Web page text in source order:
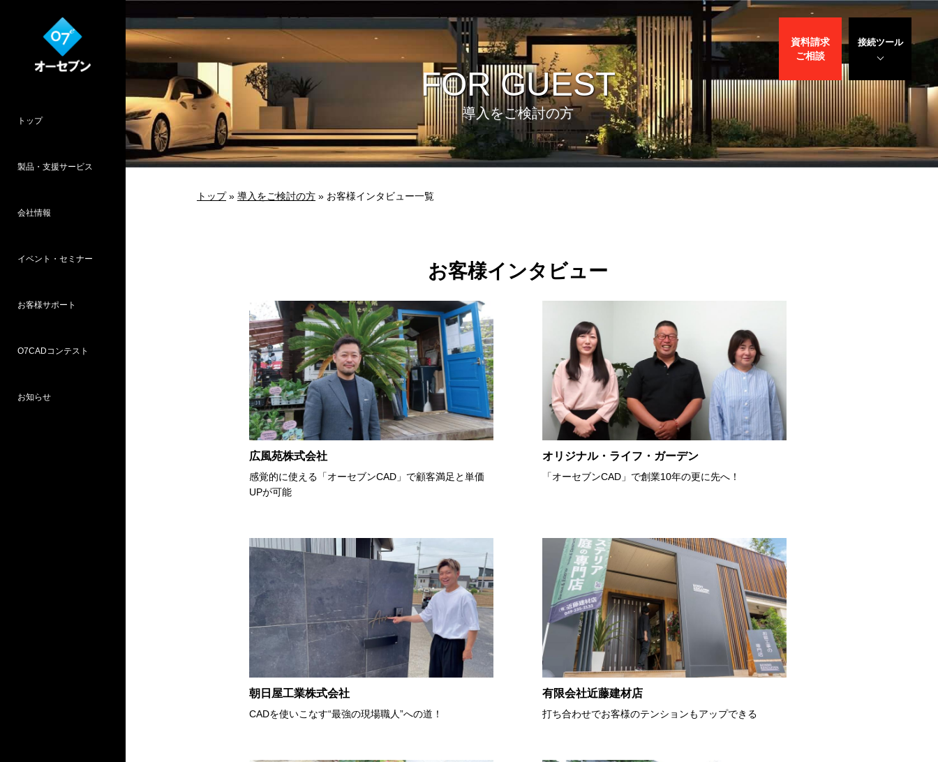
トップ
製品・支援サービス
会社情報
イベント・セミナー
お客様サポート
O7CADコンテスト
第18回 受賞作品
第16回 応募サイト
第15回 受賞作品
お知らせ
接続ツール
遠隔サポート
WEBデモ
サポート
資料請求
ご相談
FOR GUEST
導入をご検討の方
トップ» 導入をご検討の方 » お客様インタビュー一覧
お客様インタビュー
広風苑株式会社
感覚的に使える「オーセブンCAD」で顧客満足と単価
UPが可能
オリジナル・ライフ・ガーデン
「オーセブンCAD」で創業10年の更に先へ！
朝日屋工業株式会社
CADを使いこなす“最強の現場職人”への道！
有限会社近藤建材店
打ち合わせでお客様のテンションもアップできる